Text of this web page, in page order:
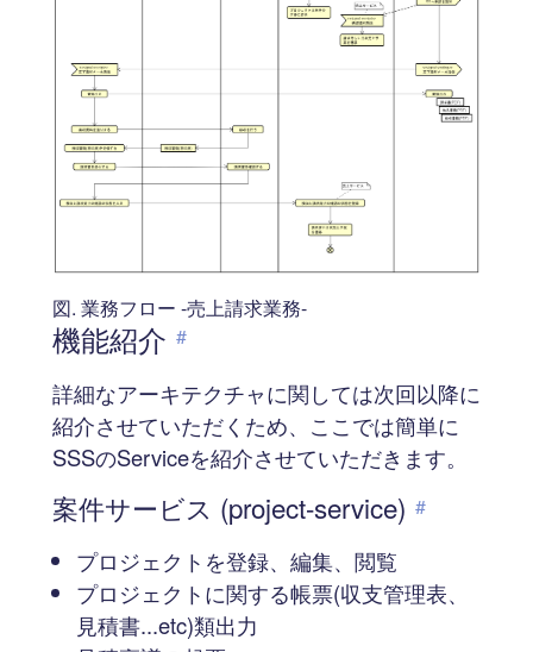
図. 業務フロー -売上請求業務-
機能紹介 #
詳細なアーキテクチャに関しては次回以降に
紹介させていただくため、ここでは簡単に
SSSのServiceを紹介させていただきます。
案件サービス (project-service) #
プロジェクトを登録、編集、閲覧
プロジェクトに関する帳票(収支管理表、
見積書...etc)類出力